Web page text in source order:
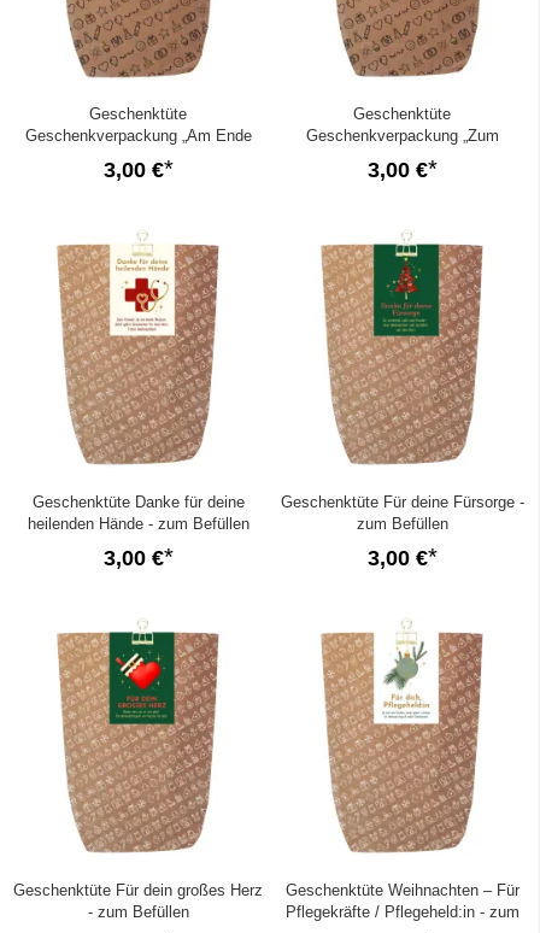
Geschenktüte
Geschenkverpackung „Am Ende
wird alles gut“
3,00 €
Geschenktüte
Geschenkverpackung „Zum
Weltfrauentag feiern wir dich.“
3,00 €
Geschenktüte Danke für deine
heilenden Hände - zum Befüllen
3,00 €
Geschenktüte Für deine Fürsorge -
zum Befüllen
3,00 €
Geschenktüte Für dein großes Herz
- zum Befüllen
Geschenktüte Weihnachten – Für
Pflegekräfte / Pflegeheld:in - zum